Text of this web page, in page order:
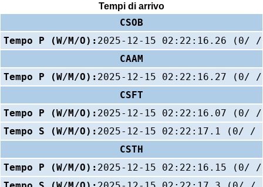
Tempi di arrivo
CSOB
Tempo P (W/M/O): 2025-12-15 02:22:16.26 (0/
CAAM
Tempo P (W/M/O): 2025-12-15 02:22:16.27 (0/
CSFT
Tempo P (W/M/O): 2025-12-15 02:22:16.07 (0/
Tempo S (W/M/O): 2025-12-15 02:22:17.1 (0/ /
CSTH
Tempo P (W/M/O): 2025-12-15 02:22:16.15 (0/